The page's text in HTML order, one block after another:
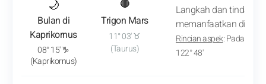
🌙
Bulan di
Kaprikornus
: Lihat analisis transit
08° 15' ♑
(Kaprikornus)
🔴
Trigon Mars
11° 03' ♉
(Taurus)
Langkah dan
memanfaatkan
Rincian aspek: Pada
122° 48'